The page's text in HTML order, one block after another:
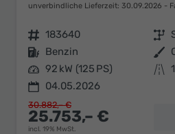
unverbindliche Lieferzeit: 30.09.2026
Fahrzeugnr. 183640 Getriebe
Kraftstoff Benzin Außenfarbe
Leistung 92 kW (125 PS) Kilometerstand
04.05.2026
25.753,– €
incl. 19% MwSt.
30.882,– €